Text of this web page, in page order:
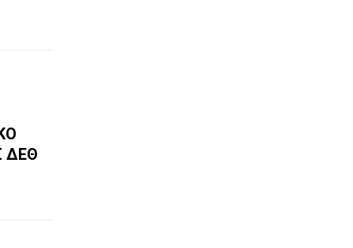
ΔΕΘ